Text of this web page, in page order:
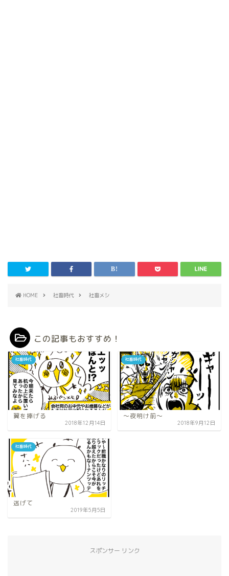
HOME 社畜時代 社畜メシ
この記事もおすすめ！
社畜時代
翼を捧げる
2018年12月14日
社畜時代
〜夜明け前〜
2018年9月12日
社畜時代
逃げて
2019年5月5日
スポンサー リンク